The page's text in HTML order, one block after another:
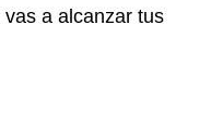
a alcanzar tus